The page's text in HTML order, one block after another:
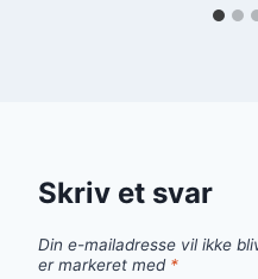
Skriv et svar
Din e-mailadresse vil ikke
er markeret med *